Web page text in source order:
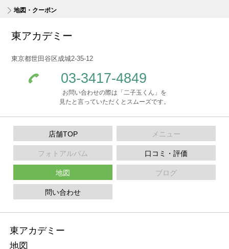
地図・クーポン
東アカデミー
東京都世田谷区成城2-35-12
03-3417-4849
お問い合わせの際は「二子玉くん」を
見たと言っていただくとスムーズです。
店舗TOP メニュー
フォトアルバム 口コミ・評価
地図 ブログ
問い合わせ
東アカデミー
地図